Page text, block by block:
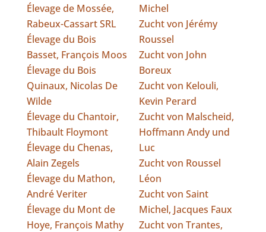
Élevage de Mossée,
Rabeux-Cassart SRL
Élevage du Bois
Basset, François Moos
Élevage du Bois
Quinaux, Nicolas De
Wilde
Élevage du Chantoir,
Thibault Floymont
Élevage du Chenas,
Alain Zegels
Élevage du Mathon,
André Veriter
Élevage du Mont de
Hoye, François Mathy
Michel
Zucht von Jérémy
Roussel
Zucht von John
Boreux
Zucht von Kelouli,
Kevin Perard
Zucht von Malscheid,
Hoffmann Andy und
Luc
Zucht von Roussel
Léon
Zucht von Saint
Michel, Jacques Faux
Zucht von Trantes,